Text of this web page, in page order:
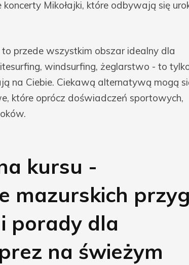
koncerty Mikołajki, które odbywają się
przede wszystkim obszar idealny dla
windsurfing, żeglarstwo - to
na Ciebie. Ciekawą alternatywą mogą
które oprócz doświadczeń sportowych,
kursu -
mazurskich
porady dla
na świeżym